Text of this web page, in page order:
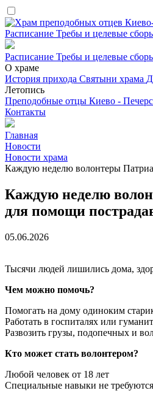
Расписание Требы и целевые
Расписание Требы и целевые
О храме
История прихода Святыни храма
Летопись
Преподобные отцы Киево -
Контакты
Главная
Новости
Новости храма
Каждую неделю волонтеры
Каждую неделю
для помощи
05.06.2026
Тысячи людей лишились дома,
Чем можно помочь?
Помогать на дому одиноким
Работать в госпиталях или
Развозить грузы, подопечных и
Кто может стать волонтером?
Любой человек от 18 лет
Специальные навыки не требуются